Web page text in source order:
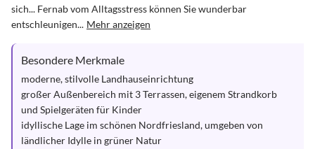
sich... Fernab vom Alltagsstress können Sie wunderbar
entschleunigen... Mehr anzeigen
Besondere Merkmale
moderne, stilvolle Landhauseinrichtung
großer Außenbereich mit 3 Terrassen, eigenem Strandkorb
und Spielgeräten für Kinder
idyllische Lage im schönen Nordfriesland, umgeben von
ländlicher Idylle in grüner Natur